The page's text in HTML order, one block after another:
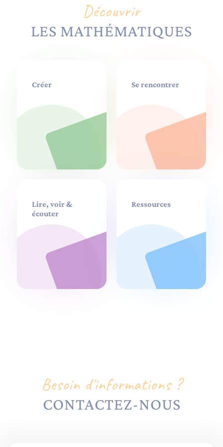
Découvrir
LES MATHÉMATIQUES
Créer Se rencontrer
Lire, voir &
écouter
Ressources
Besoin d'informations ?
CONTACTEZ-NOUS